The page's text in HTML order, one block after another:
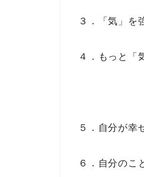
３．「気」を
４．もっと「
５．自分が幸
６．自分のこ